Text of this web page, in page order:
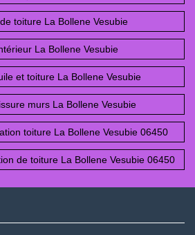
toiture La Bollene Vesubie
La Bollene Vesubie
et toiture La Bollene Vesubie
murs La Bollene Vesubie
toiture La Bollene Vesubie 06450
de toiture La Bollene Vesubie 06450